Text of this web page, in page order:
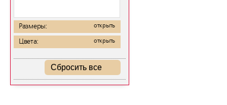
Размеры: открыть
Цвета: открыть
Сбросить все